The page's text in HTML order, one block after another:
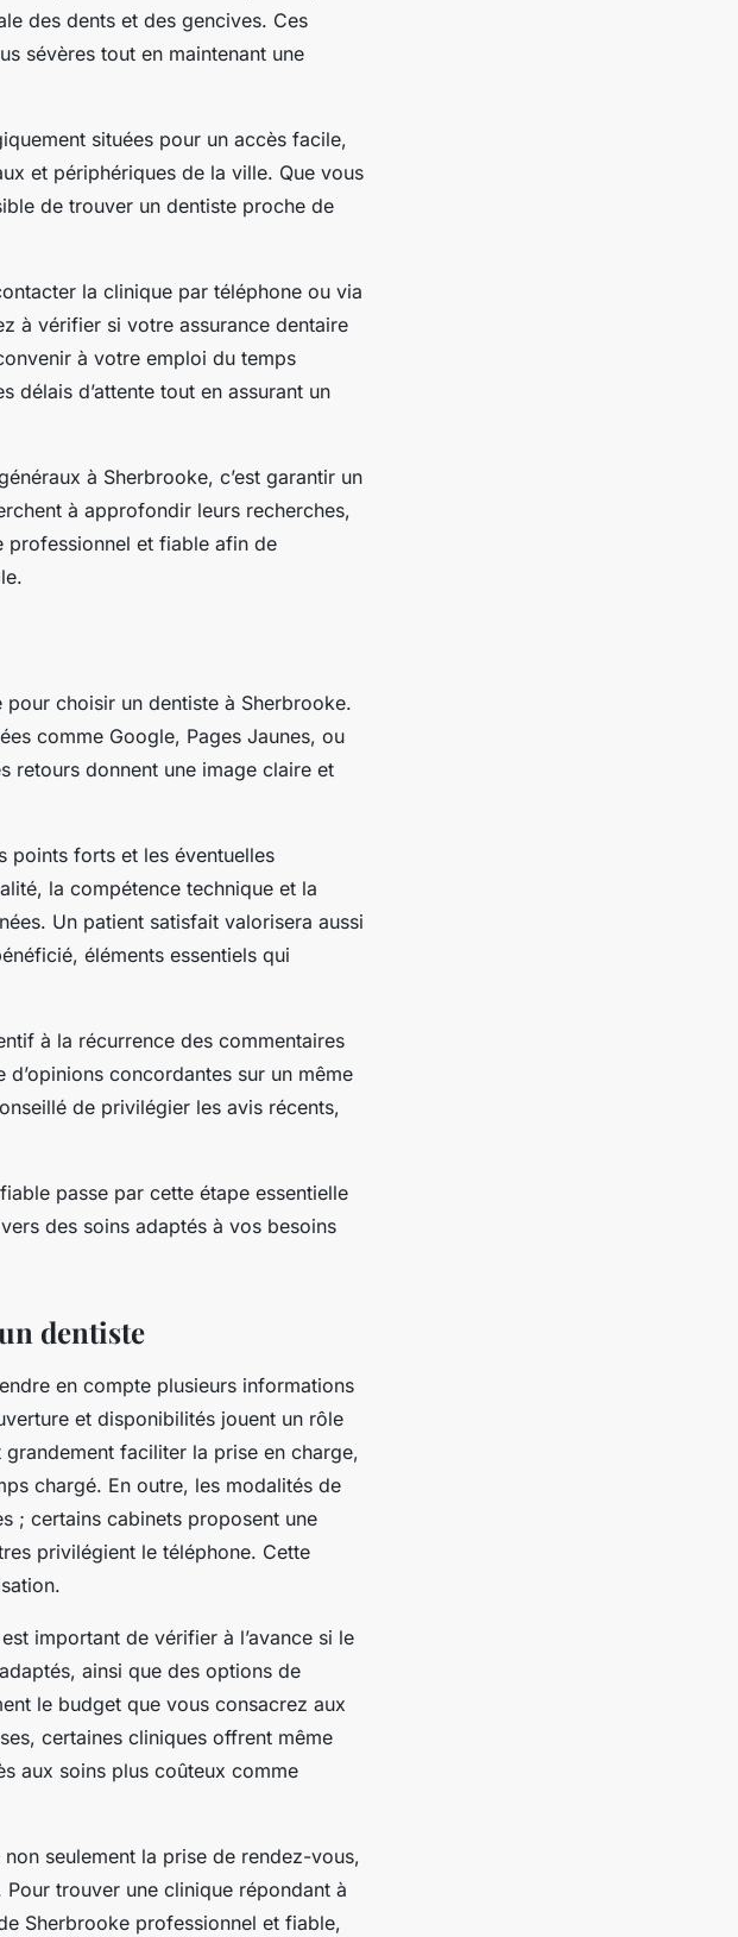
des dents et des gencives. Ces
sévères tout en maintenant une
situées pour un accès facile,
et périphériques de la ville. Que vous
de trouver un dentiste proche de
la clinique par téléphone ou via
à vérifier si votre assurance dentaire
à votre emploi du temps
délais d’attente tout en assurant un
à Sherbrooke, c’est garantir un
à approfondir leurs recherches,
professionnel et fiable afin de
choisir un dentiste à Sherbrooke.
comme Google, Pages Jaunes, ou
retours donnent une image claire et
points forts et les éventuelles
la compétence technique et la
Un patient satisfait valorisera aussi
éléments essentiels qui
à la récurrence des commentaires
concordantes sur un même
de privilégier les avis récents,
passe par cette étape essentielle
des soins adaptés à vos besoins
dentiste
en compte plusieurs informations
et disponibilités jouent un rôle
faciliter la prise en charge,
chargé. En outre, les modalités de
; certains cabinets proposent une
privilégient le téléphone. Cette
important de vérifier à l’avance si le
ainsi que des options de
le budget que vous consacrez aux
certaines cliniques offrent même
aux soins plus coûteux comme
seulement la prise de rendez-vous,
trouver une clinique répondant à
Sherbrooke professionnel et fiable,